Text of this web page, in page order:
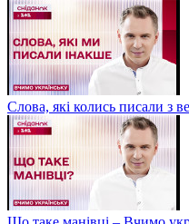
Слова, які колись писали з